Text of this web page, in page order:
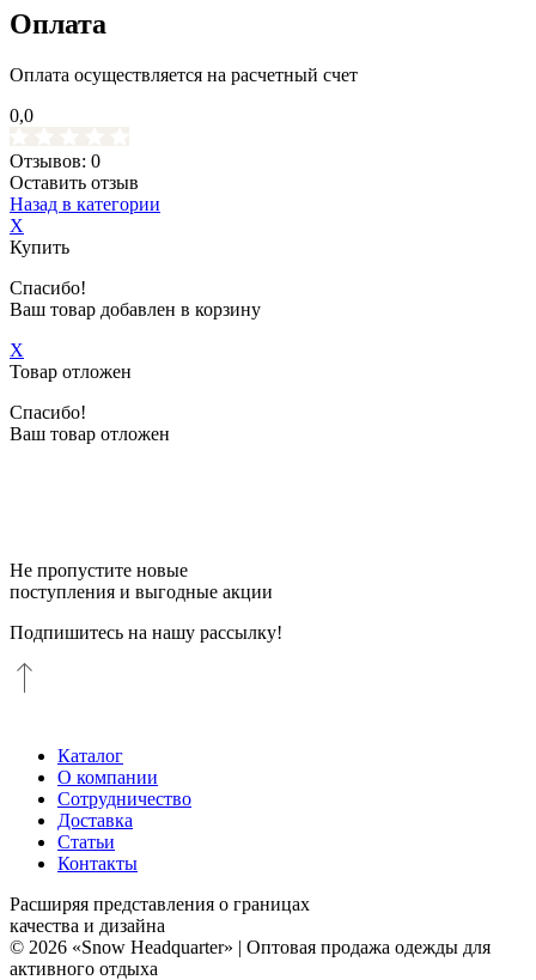
Оплата
Оплата осуществляется на расчетный счет
0,0
Отзывов: 0
Оставить отзыв
Назад в категории
X
Купить
Спасибо!
Ваш товар добавлен в корзину
X
Товар отложен
Спасибо!
Ваш товар отложен
Не пропустите новые
поступления и выгодные акции
Подпишитесь на нашу рассылку!
Каталог
О компании
Сотрудничество
Доставка
Статьи
Контакты
Расширяя представления о границах
качества и дизайна
© 2026 «Snow Headquarter» | Оптовая продажа одежды для
активного отдыха